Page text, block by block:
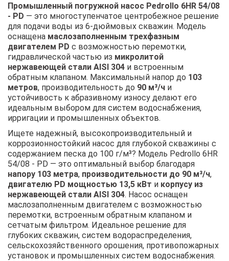
Промышленный погружной насос Pedrollo 6HR 54/08
- PD — это многоступенчатое центробежное решение
для подачи воды из 6-дюймовых скважин. Модель
оснащена маслозаполненным трехфазным
двигателем PD с возможностью перемотки,
гидравлической частью из микролитой
нержавеющей стали AISI 304 и встроенным
обратным клапаном. Максимальный напор до 103
метров, производительность до 90 м³/ч и
устойчивость к абразивному износу делают его
идеальным выбором для систем водоснабжения,
ирригации и промышленных объектов.
Ищете надежный, высокопроизводительный и
коррозионностойкий насос для глубокой скважины с
содержанием песка до 100 г/м³? Модель Pedrollo 6HR
54/08 - PD — это оптимальный выбор благодаря
напору 103 метра, производительности до 90 м³/ч,
двигателю PD мощностью 13,5 кВт и корпусу из
нержавеющей стали AISI 304. Насос оснащен
маслозаполненным двигателем с возможностью
перемотки, встроенным обратным клапаном и
сетчатым фильтром. Идеальное решение для
глубоких скважин, систем водораспределения,
сельскохозяйственного орошения, противопожарных
установок и промышленных систем водоснабжения.